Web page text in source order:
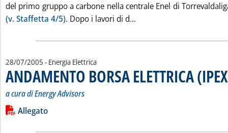
del primo gruppo a carbone nella centrale Enel di
(v. Staffetta 4/5). Dopo i lavori di d...
28/07/2005 - Energia Elettrica
ANDAMENTO BORSA ELETTRICA
a cura di Energy Advisors
Leggi tutta la notizia: 'ANDAMENTO BORSA ELETTRICA (IPEX)'
Lista allegati PDF alla notizia
Allegato